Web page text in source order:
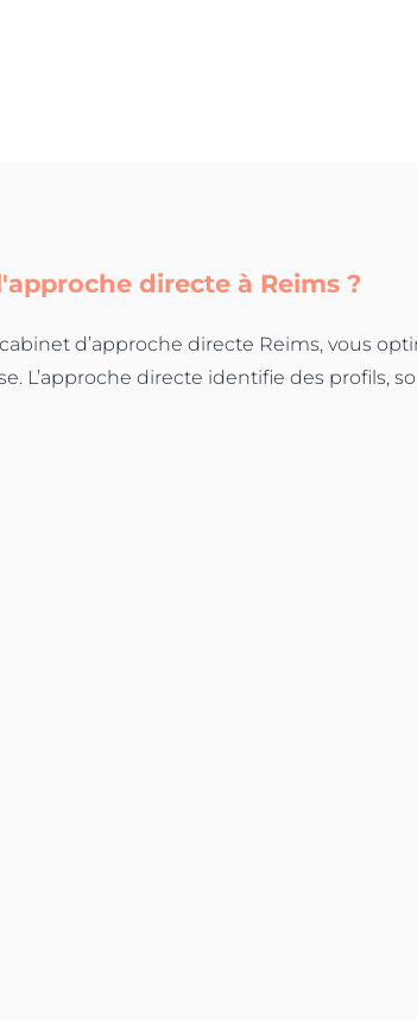
directe à Reims ?
d’approche directe Reims, vous
L’approche directe identifie des profils,